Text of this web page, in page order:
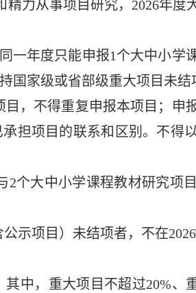
力从事项目研究，2026年度
一年度只能申报1个大中小学
家级或省部级重大项目未结
目，不得重复申报本项目；申
担项目的联系和区别。不得
2个大中小学课程教材研究项
示项目）未结项者，不在
中，重大项目不超过20%、